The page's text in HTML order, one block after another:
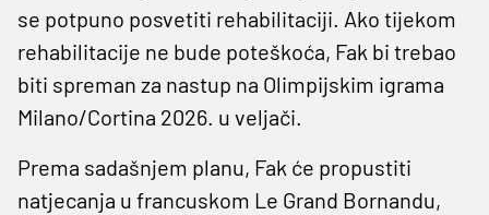
se potpuno posvetiti rehabilitaciji. Ako tijekom
rehabilitacije ne bude poteškoća, Fak bi trebao
biti spreman za nastup na Olimpijskim igrama
Milano/Cortina 2026. u veljači.
Prema sadašnjem planu, Fak će propustiti
natjecanja u francuskom Le Grand Bornandu,